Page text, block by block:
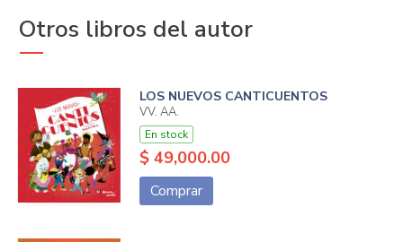
Otros libros del autor
LOS NUEVOS CANTICUENTOS
VV. AA.
En stock
$ 49,000.00
Comprar